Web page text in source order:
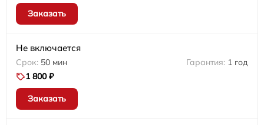
Заказать
Не включается
50 мин
1 год
1 800 ₽
Заказать